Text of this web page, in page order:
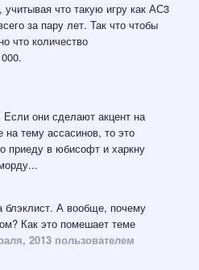
что такую игру как АС3
за пару лет. Так что чтобы
что количество
они сделают акцент на
тему ассасинов, то это
приеду в юбисофт и харкну
блэклист. А вообще, почему
Как это помешает теме
2013 пользователем